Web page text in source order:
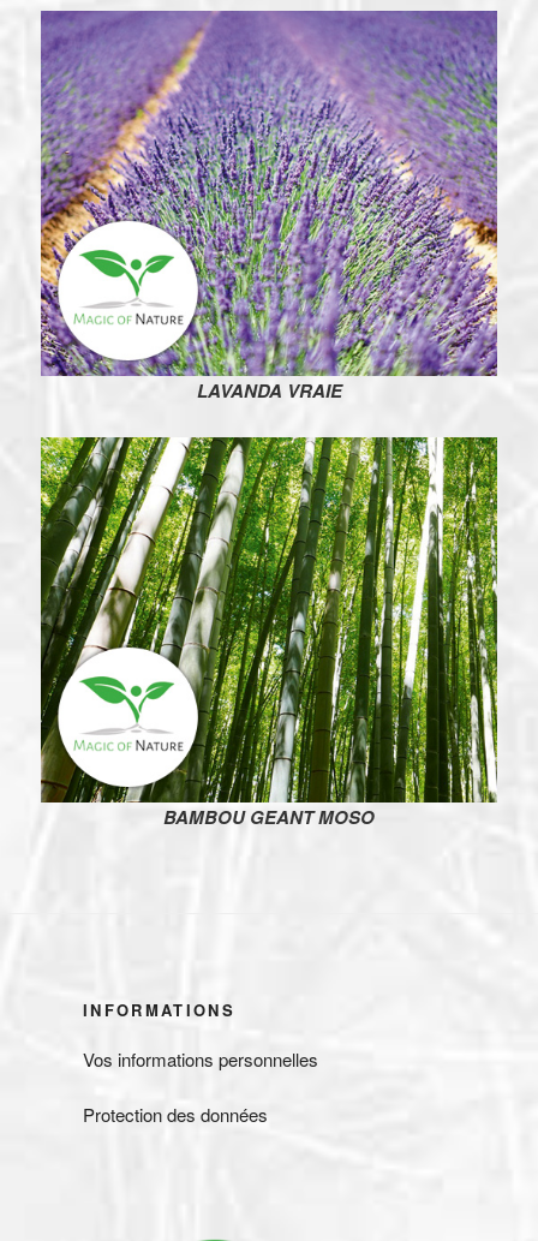
LAVANDA VRAIE
BAMBOU GEANT MOSO
INFORMATIONS
Vos informations personnelles
Protection des données